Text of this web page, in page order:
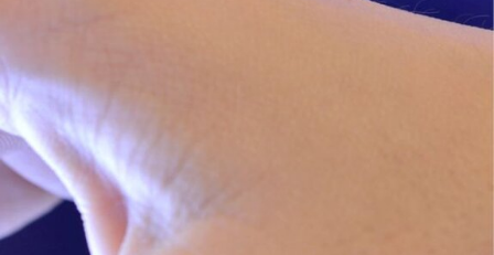
erfahren, was Noerpel bewegt –